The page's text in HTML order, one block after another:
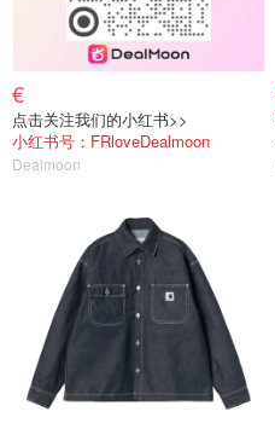
€
点击关注我们的小红书>>
小红书号：FRloveDealmoon
Dealmoon